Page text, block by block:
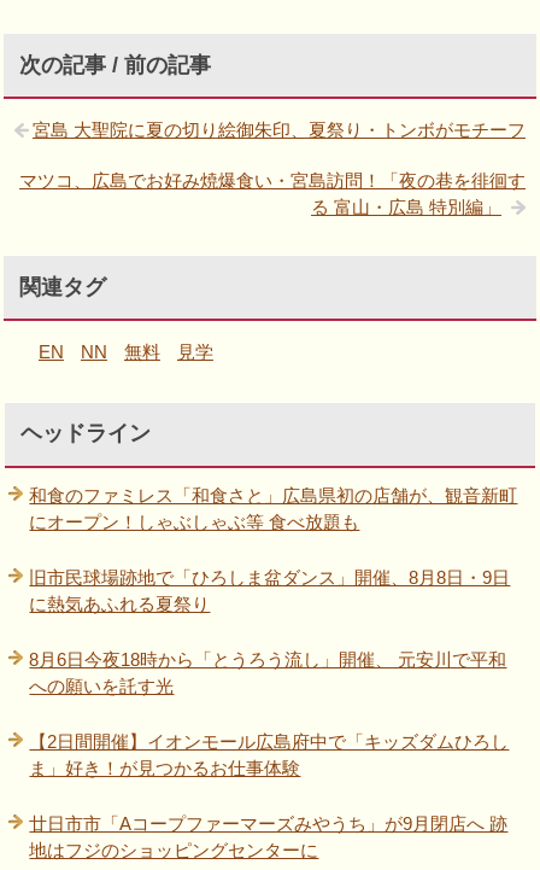
次の記事 / 前の記事
宮島 大聖院に夏の切り絵御朱印、夏祭り・トンボがモチーフ
マツコ、広島でお好み焼爆食い・宮島訪問！「夜の巷を徘徊す
る 富山・広島 特別編」
関連タグ
EN NN 無料 見学
ヘッドライン
和食のファミレス「和食さと」広島県初の店舗が、観音新町
にオープン！しゃぶしゃぶ等 食べ放題も
旧市民球場跡地で「ひろしま盆ダンス」開催、8月8日・9日
に熱気あふれる夏祭り
8月6日今夜18時から「とうろう流し」開催、 元安川で平和
への願いを託す光
【2日間開催】イオンモール広島府中で「キッズダムひろし
ま」好き！が見つかるお仕事体験
廿日市市「Aコープファーマーズみやうち」が9月閉店へ 跡
地はフジのショッピングセンターに